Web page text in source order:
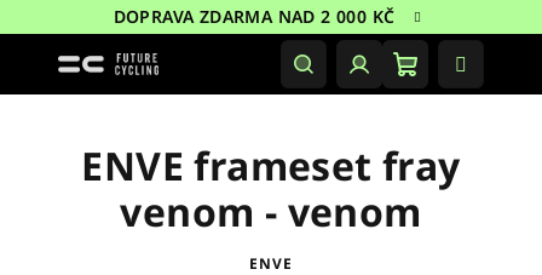
na
DOPRAVA ZDARMA NAD 2 000 KČ
HledatPřihlášeníNákupní
ENVE frameset fray
venom - venom
ENVE